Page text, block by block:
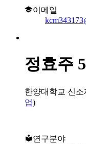
이메일
정효주
한양대학교 신
업)
연구분야